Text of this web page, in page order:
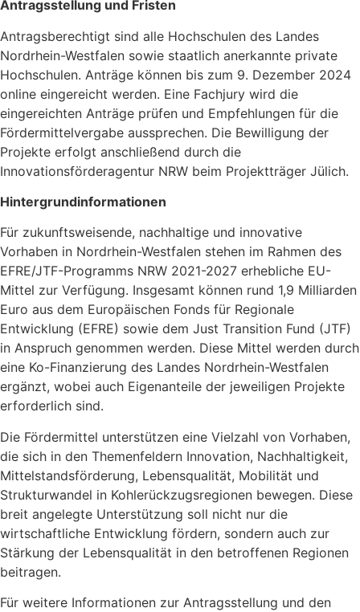
Antragsstellung und Fristen
Antragsberechtigt sind alle Hochschulen des Landes
Nordrhein-Westfalen sowie staatlich anerkannte private
Hochschulen. Anträge können bis zum 9. Dezember 2024
online eingereicht werden. Eine Fachjury wird die
eingereichten Anträge prüfen und Empfehlungen für die
Fördermittelvergabe aussprechen. Die Bewilligung der
Projekte erfolgt anschließend durch die
Innovationsförderagentur NRW beim Projektträger Jülich.
Hintergrundinformationen
Für zukunftsweisende, nachhaltige und innovative
Vorhaben in Nordrhein-Westfalen stehen im Rahmen des
EFRE/JTF-Programms NRW 2021-2027 erhebliche EU-
Mittel zur Verfügung. Insgesamt können rund 1,9 Milliarden
Euro aus dem Europäischen Fonds für Regionale
Entwicklung (EFRE) sowie dem Just Transition Fund (JTF)
in Anspruch genommen werden. Diese Mittel werden durch
eine Ko-Finanzierung des Landes Nordrhein-Westfalen
ergänzt, wobei auch Eigenanteile der jeweiligen Projekte
erforderlich sind.
Die Fördermittel unterstützen eine Vielzahl von Vorhaben,
die sich in den Themenfeldern Innovation, Nachhaltigkeit,
Mittelstandsförderung, Lebensqualität, Mobilität und
Strukturwandel in Kohlerückzugsregionen bewegen. Diese
breit angelegte Unterstützung soll nicht nur die
wirtschaftliche Entwicklung fördern, sondern auch zur
Stärkung der Lebensqualität in den betroffenen Regionen
beitragen.
Für weitere Informationen zur Antragsstellung und den